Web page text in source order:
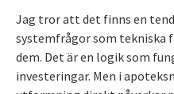
Jag tror att det finns en
systemfrågor som tekniska
dem. Det är en logik som
investeringar. Men i